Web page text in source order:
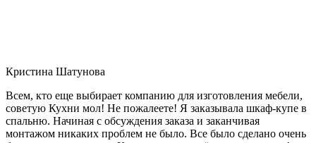
Кристина Шатунова
Всем, кто еще выбирает компанию для изготовления мебели,
советую Кухни мол! Не пожалеете! Я заказывала шкаф-купе в
спальню. Начиная с обсуждения заказа и заканчивая
монтажом никаких проблем не было. Все было сделано очень